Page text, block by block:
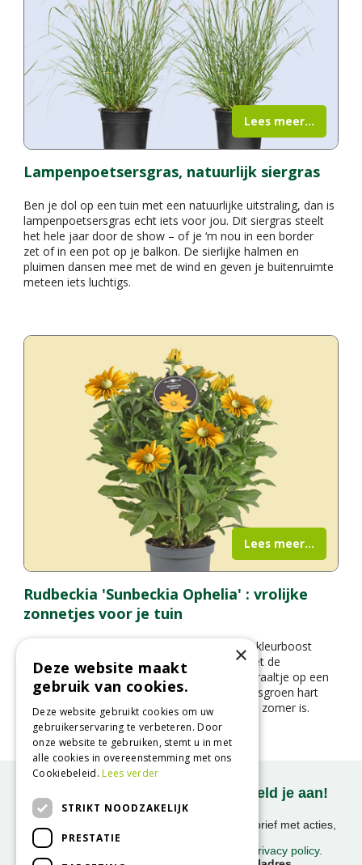
Lampenpoetsersgras, natuurlijk siergras
Ben je dol op een tuin met een natuurlijke uitstraling, dan is
lampenpoetsersgras echt iets voor jou. Dit siergras steelt
het hele jaar door de show – of je ‘m nou in een border
zet of in een pot op je balkon. De sierlijke halmen en
pluimen dansen mee met de wind en geven je buitenruimte
meteen iets luchtigs.
Lees meer...
Rudbeckia 'Sunbeckia Ophelia' : vrolijke
zonnetjes voor je tuin
Op zoek naar een plant die je tuin een flinke kleurboost
geeft in de zomer en herfst? Maak kennis met de
Rudbeckia ‘Sunbeckia Ophelia’ – een zonnestraaltje op een
steel. Met haar knalgele bloemblaadjes en frisgroen hart
fleurt ze elke border of pot op alsof het altijd zomer is.
Lees meer...
Onze nieuwsbrief ontvangen? Meld je aan!
Ontvang ongeveer 1x per week onze nieuwsbrief met acties,
We slaan uw gegevens op conform onze
privacy policy.
×
Deze website maakt
gebruik van cookies.
Deze website gebruikt cookies om uw
gebruikerservaring te verbeteren. Door
onze website te gebruiken, stemt u in met
alle cookies in overeenstemming met ons
Cookiebeleid.Lees verder
STRIKT NOODZAKELIJK
PRESTATIE